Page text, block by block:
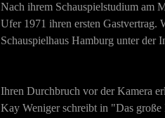
Nach ihrem Schauspielstudium am
Ufer 1971 ihren ersten Gastvertrag.
Schauspielhaus Hamburg unter der
Ihren Durchbruch vor der Kamera
Kay Weniger schreibt in "Das